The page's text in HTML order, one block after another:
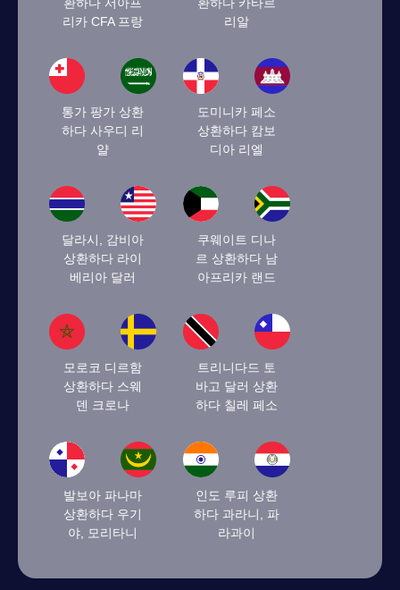
리카 CFA 프랑
리알
통가 팡가 상환
하다 사우디 리
얄
도미니카 페소
상환하다 캄보
디아 리엘
달라시, 감비아
상환하다 라이
베리아 달러
쿠웨이트 디나
르 상환하다 남
아프리카 랜드
모로코 디르함
상환하다 스웨
덴 크로나
트리니다드 토
바고 달러 상환
하다 칠레 페소
발보아 파나마
상환하다 우기
야, 모리타니
인도 루피 상환
하다 과라니, 파
라과이